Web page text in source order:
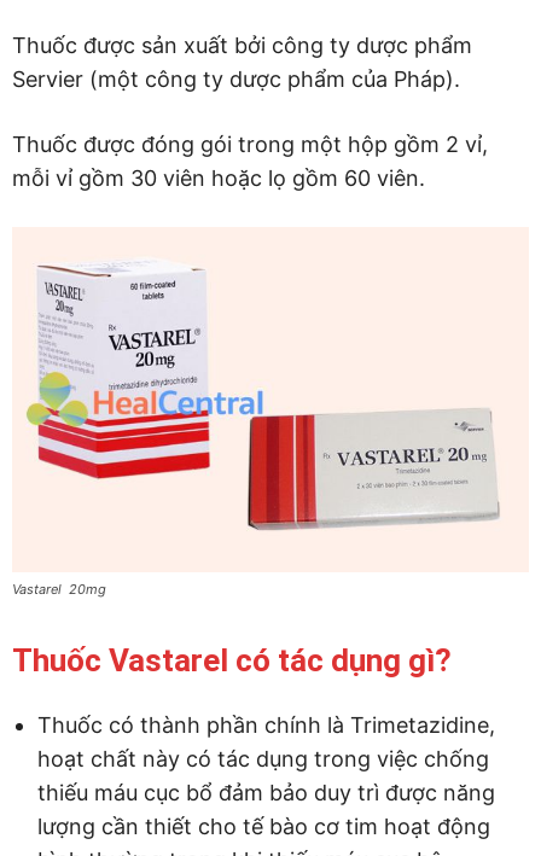
Thuốc được sản xuất bởi công ty dược phẩm
Servier (một công ty dược phẩm của Pháp).
Thuốc được đóng gói trong một hộp gồm 2 vỉ,
mỗi vỉ gồm 30 viên hoặc lọ gồm 60 viên.
Vastarel 20mg
Thuốc Vastarel có tác dụng gì?
Thuốc có thành phần chính là Trimetazidine,
hoạt chất này có tác dụng trong việc chống
thiếu máu cục bổ đảm bảo duy trì được năng
lượng cần thiết cho tế bào cơ tim hoạt động